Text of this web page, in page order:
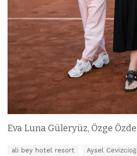
Eva Luna Güleryüz, Özge
ali bey hotel resort Aysel